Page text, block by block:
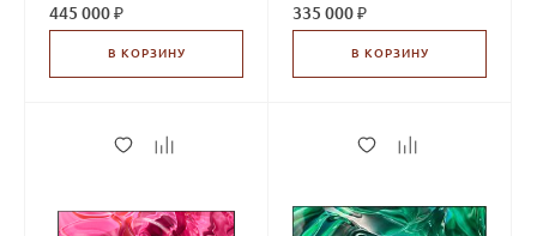
445 000 ₽
В КОРЗИНУ
335 000 ₽
В КОРЗИНУ